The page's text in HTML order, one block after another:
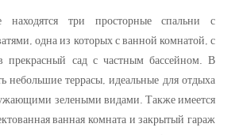
три просторные спальни с
одна из которых с ванной комнатой, с
сад с частным бассейном. В
небольшие террасы, идеальные для отдыха
зелеными видами. Также имеется
ванная комната и закрытый гараж